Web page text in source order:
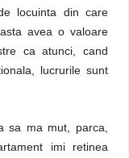
locuinta din care
avea o valoare
ca atunci, cand
lucrurile sunt
sa ma mut, parca,
imi retinea